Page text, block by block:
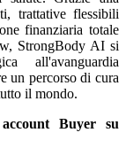
trattative flessibili
finanziaria totale
StrongBody AI si
all'avanguardia
un percorso di cura
il mondo.
Buyer su